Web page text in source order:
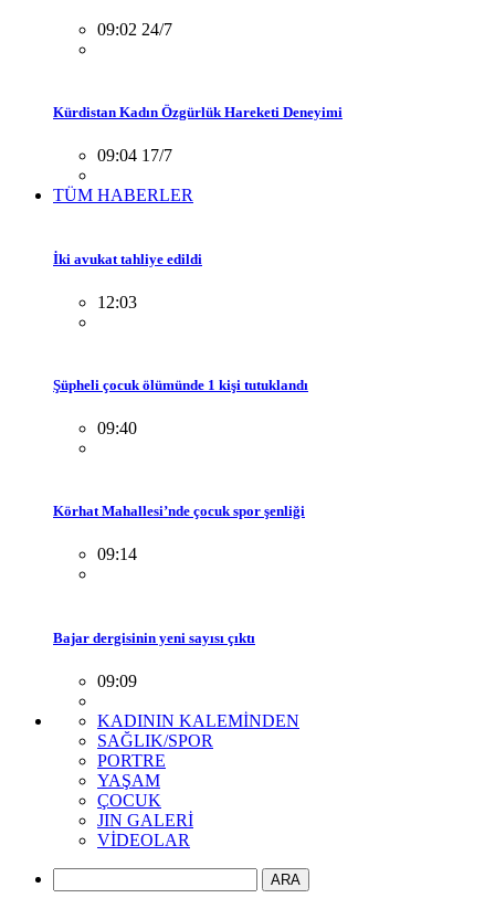
09:02 24/7
Kürdistan Kadın Özgürlük Hareketi Deneyimi
09:04 17/7
TÜM HABERLER
İki avukat tahliye edildi
12:03
Şüpheli çocuk ölümünde 1 kişi tutuklandı
09:40
Körhat Mahallesi’nde çocuk spor şenliği
09:14
Bajar dergisinin yeni sayısı çıktı
09:09
KADININ KALEMİNDEN
SAĞLIK/SPOR
PORTRE
YAŞAM
ÇOCUK
JIN GALERİ
VİDEOLAR
ARA